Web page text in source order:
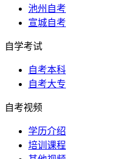
池州自考
宣城自考
自学考试
自考本科
自考大专
自考视频
学历介绍
培训课程